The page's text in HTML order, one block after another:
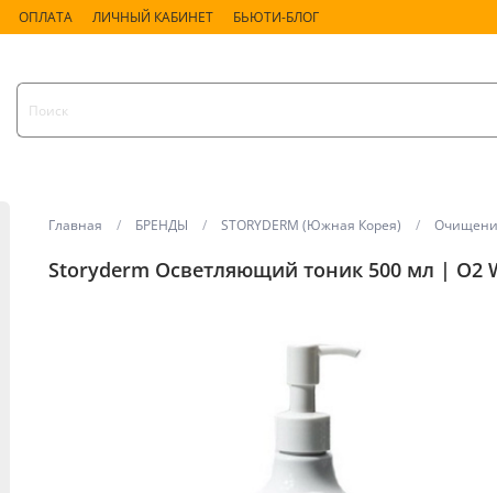
ОПЛАТА ЛИЧНЫЙ КАБИНЕТ БЬЮТИ-БЛОГ
Главная БРЕНДЫ STORYDERM (Южная Корея)
Storyderm Осветляющий тоник 500 мл | O2